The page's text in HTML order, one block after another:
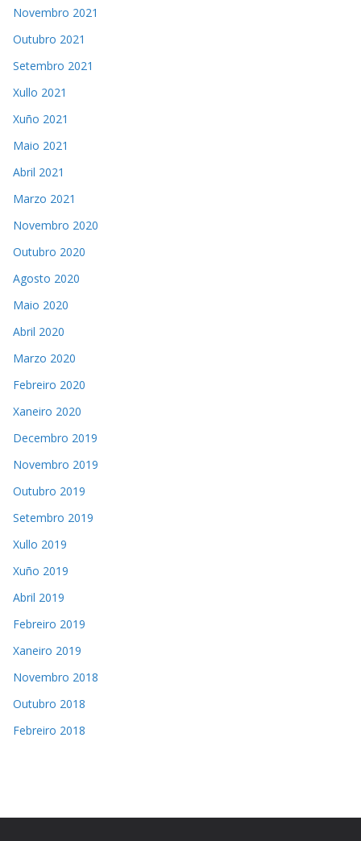
Novembro 2021
Outubro 2021
Setembro 2021
Xullo 2021
Xuño 2021
Maio 2021
Abril 2021
Marzo 2021
Novembro 2020
Outubro 2020
Agosto 2020
Maio 2020
Abril 2020
Marzo 2020
Febreiro 2020
Xaneiro 2020
Decembro 2019
Novembro 2019
Outubro 2019
Setembro 2019
Xullo 2019
Xuño 2019
Abril 2019
Febreiro 2019
Xaneiro 2019
Novembro 2018
Outubro 2018
Febreiro 2018